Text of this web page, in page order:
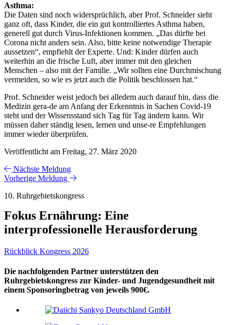
Asthma:
Die Daten sind noch widersprüchlich, aber Prof. Schneider sieht
ganz oft, dass Kinder, die ein gut kontrolliertes Asthma haben,
generell gut durch Virus-Infektionen kommen. „Das dürfte bei
Corona nicht anders sein. Also, bitte keine notwendige Therapie
aussetzen“, empfiehlt der Experte. Und: Kinder dürfen auch
weiterhin an die frische Luft, aber immer mit den gleichen
Menschen – also mit der Familie. „Wir sollten eine Durchmischung
vermeiden, so wie es jetzt auch die Politik beschlossen hat.“
Prof. Schneider weist jedoch bei alledem auch darauf hin, dass die
Medizin gera-de am Anfang der Erkenntnis in Sachen Covid-19
steht und der Wissensstand sich Tag für Tag ändern kann. Wir
müssen daher ständig lesen, lernen und unse-re Empfehlungen
immer wieder überprüfen.
Veröffentlicht am Freitag, 27. März 2020
Nächste Meldung
Vorherige Meldung
10. Ruhrgebietskongress
Fokus Ernährung: Eine
interprofessionelle Herausforderung
Rückblick Kongress 2026
Die nachfolgenden Partner unterstützen den
Ruhrgebietskongress zur Kinder- und Jugendgesundheit mit
einem Sponsoringbetrag von jeweils 900€.